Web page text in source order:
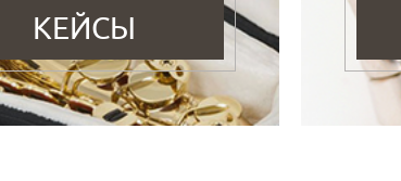
КЕЙСЫ